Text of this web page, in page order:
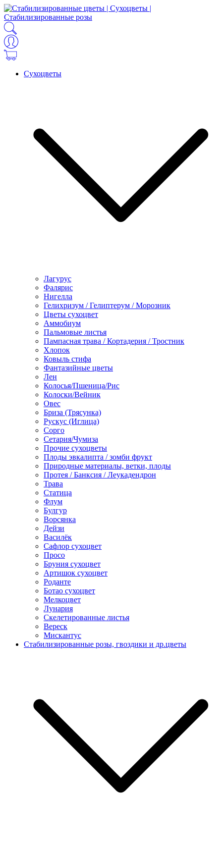
Сухоцветы
Лагурус
Фалярис
Нигелла
Гелихризум / Гелиптерум / Морозник
Цветы сухоцвет
Аммобиум
Пальмовые листья
Пампасная трава / Кортадерия / Тростник
Хлопок
Ковыль стифа
Фантазийные цветы
Лен
Колосья/Пшеница/Рис
Колоски/Вейник
Овес
Бриза (Трясунка)
Рускус (Иглица)
Сорго
Сетария/Чумиза
Прочие сухоцветы
Плоды эвкалипта / зомби фрукт
Природные материалы, ветки, плоды
Протея / Банксия / Леукадендрон
Трава
Статица
Флум
Булгур
Ворсянка
Дейзи
Василёк
Сафлор сухоцвет
Просо
Бруния сухоцвет
Артишок сухоцвет
Роданте
Ботао сухоцвет
Мелкоцвет
Лунария
Скелетированные листья
Вереск
Мискантус
Стабилизированные розы, гвоздики и др.цветы